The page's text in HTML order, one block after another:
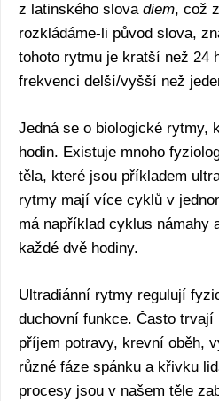
z latinského slova diem, což
rozkládáme-li původ slova,
tohoto rytmu je kratší než 24
frekvenci delší/vyšší než
Jedná se o biologické rytmy,
hodin. Existuje mnoho
těla, které jsou příkladem
rytmy mají více cyklů v
má například cyklus námahy
každé dvě hodiny.
Ultradiánní rytmy regulují
duchovní funkce. Často trvají
příjem potravy, krevní oběh,
různé fáze spánku a křivku
procesy jsou v našem těle